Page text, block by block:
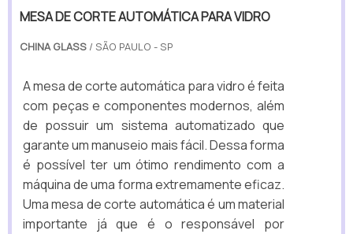
MESA DE CORTE AUTOMÁTICA PARA VIDRO
CHINA GLASS / SÃO PAULO - SP
A mesa de corte automática para vidro é feita
com peças e componentes modernos, além
de possuir um sistema automatizado que
garante um manuseio mais fácil. Dessa forma
é possível ter um ótimo rendimento com a
máquina de uma forma extremamente eficaz.
Uma mesa de corte automática é um material
importante já que é o responsável por